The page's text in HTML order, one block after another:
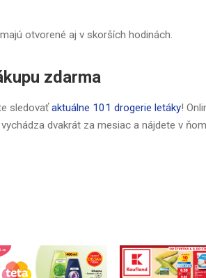
otvorené aj v skorších hodinách.
zdarma
sledovaťaktuálne 101 drogerie letáky!
vychádza dvakrát za mesiac a nájdete v ňom